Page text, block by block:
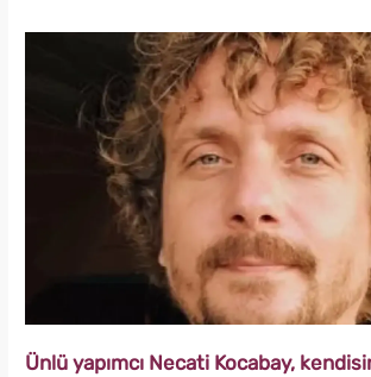
Ünlü yapımcı Necati Kocabay,